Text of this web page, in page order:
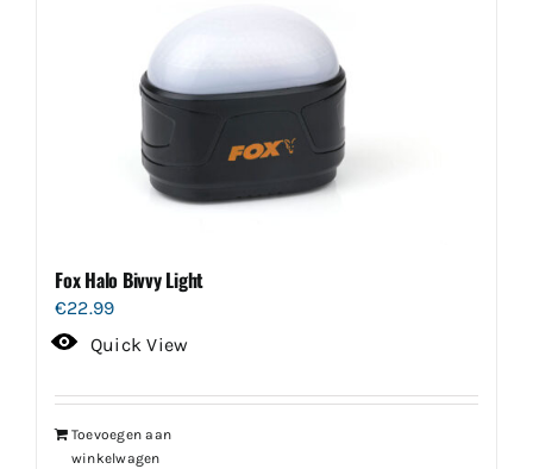
Fox Halo Bivvy Light
€22.99
Quick View
Toevoegen aan
winkelwagen